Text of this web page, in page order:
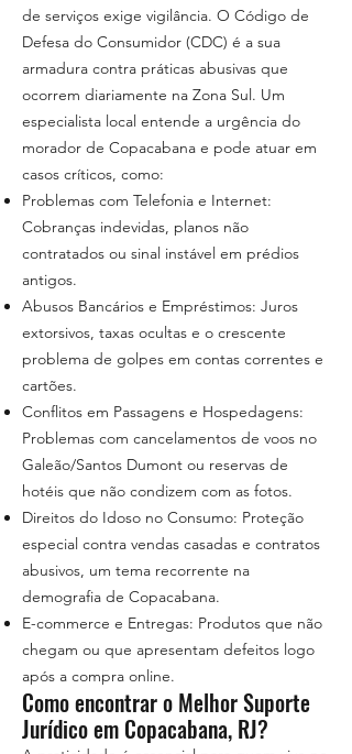
de serviços exige vigilância. O Código de
Defesa do Consumidor (CDC) é a sua
armadura contra práticas abusivas que
ocorrem diariamente na Zona Sul. Um
especialista local entende a urgência do
morador de Copacabana e pode atuar em
casos críticos, como:
Problemas com Telefonia e Internet:
Cobranças indevidas, planos não
contratados ou sinal instável em prédios
antigos.
Abusos Bancários e Empréstimos: Juros
extorsivos, taxas ocultas e o crescente
problema de golpes em contas correntes e
cartões.
Conflitos em Passagens e Hospedagens:
Problemas com cancelamentos de voos no
Galeão/Santos Dumont ou reservas de
hotéis que não condizem com as fotos.
Direitos do Idoso no Consumo: Proteção
especial contra vendas casadas e contratos
abusivos, um tema recorrente na
demografia de Copacabana.
E-commerce e Entregas: Produtos que não
chegam ou que apresentam defeitos logo
após a compra online.
Como encontrar o Melhor Suporte
Jurídico em Copacabana, RJ?